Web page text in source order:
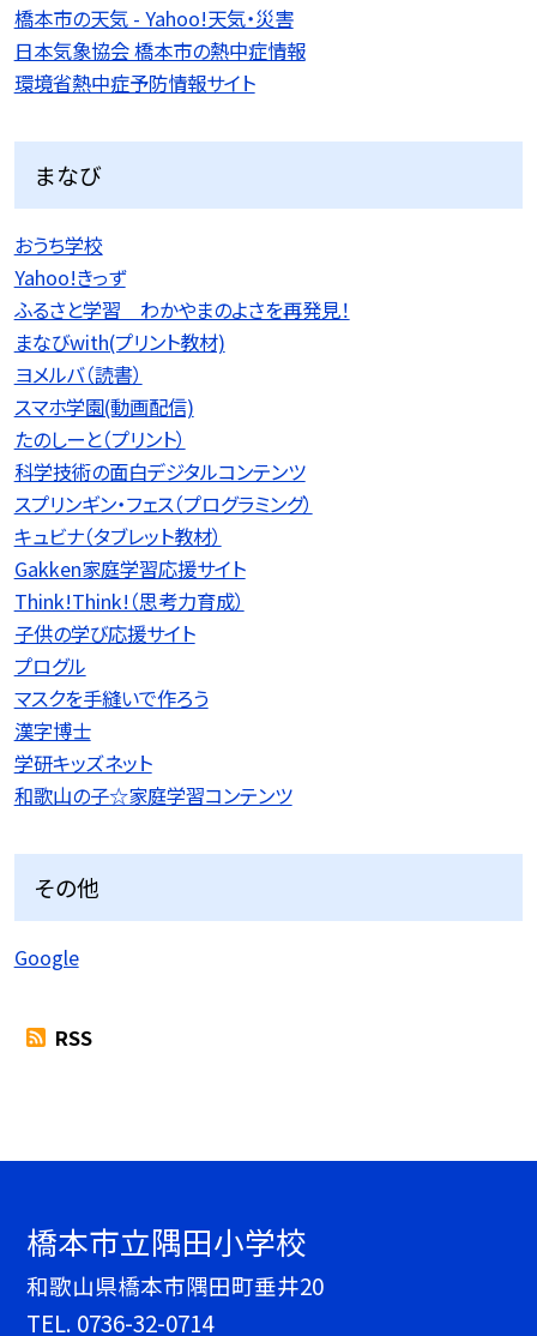
橋本市の天気 - Yahoo!天気・災害
日本気象協会 橋本市の熱中症情報
環境省熱中症予防情報サイト
まなび
おうち学校
Yahoo!きっず
ふるさと学習 わかやまのよさを再発見！
まなびwith(プリント教材)
ヨメルバ（読書）
スマホ学園(動画配信)
たのしーと（プリント）
科学技術の面白デジタルコンテンツ
スプリンギン・フェス（プログラミング）
キュビナ（タブレット教材）
Gakken家庭学習応援サイト
Think!Think!（思考力育成）
子供の学び応援サイト
プログル
マスクを手縫いで作ろう
漢字博士
学研キッズネット
和歌山の子☆家庭学習コンテンツ
その他
Google
RSS
橋本市立隅田小学校
和歌山県橋本市隅田町垂井20
TEL. 0736-32-0714